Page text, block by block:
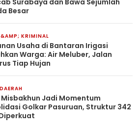
Surabaya dan Bawa Sejumlah
Besar
KRIMINAL
Usaha di Bantaran Irigasi
Warga: Air Meluber, Jalan
Tiap Hujan
Misbakhun Jadi Momentum
Golkar Pasuruan, Struktur 342